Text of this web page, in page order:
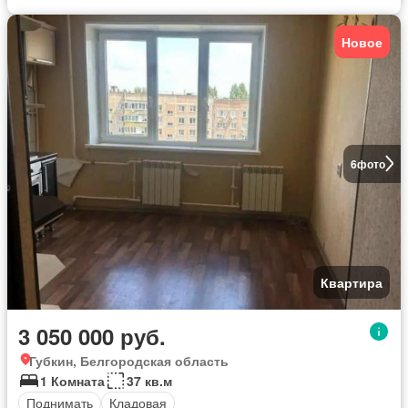
6фото
Новое
Квартира
3 050 000 руб.
Губкин, Белгородская область
1 Комната
37 кв.м
Поднимать
Кладовая